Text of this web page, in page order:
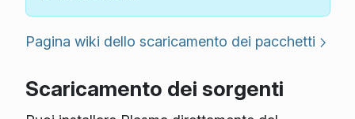
Pagina wiki dello scaricamento dei pacchetti
Scaricamento dei sorgenti